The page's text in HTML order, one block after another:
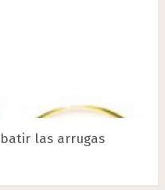
las arrugas